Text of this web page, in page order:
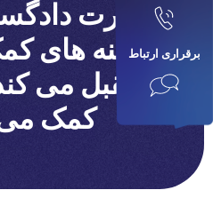
برقراری ارتباط
وزارت
هزینه های
تقبل می
کمک می